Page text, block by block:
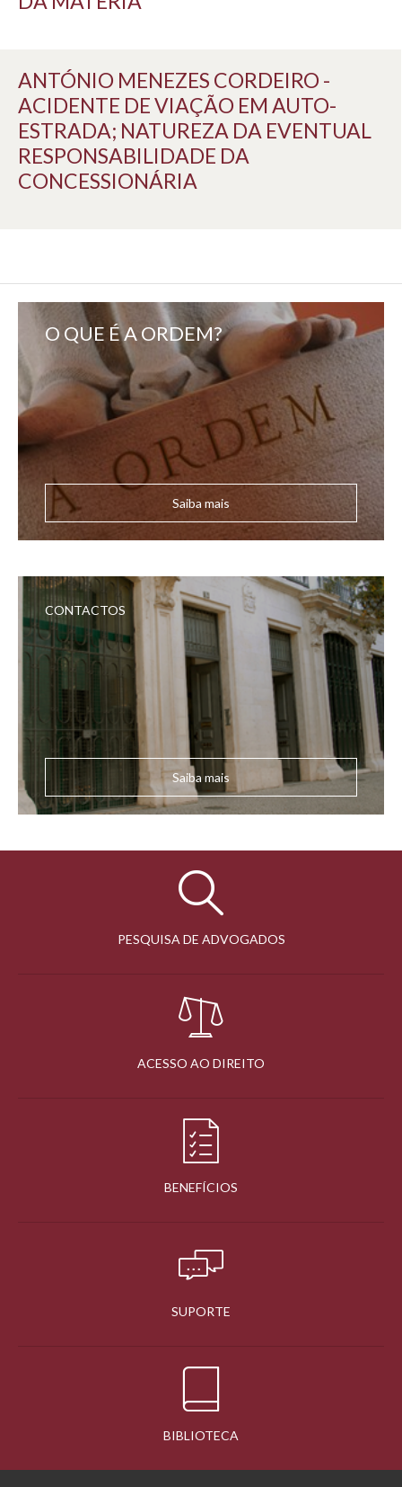
ANTÓNIO MENEZES CORDEIRO -
ACIDENTE DE VIAÇÃO EM AUTO-
ESTRADA; NATUREZA DA EVENTUAL
RESPONSABILIDADE DA
CONCESSIONÁRIA
O QUE É A ORDEM?
Saiba mais
CONTACTOS
Saiba mais
PESQUISA DE ADVOGADOS
ACESSO AO DIREITO
BENEFÍCIOS
SUPORTE
BIBLIOTECA